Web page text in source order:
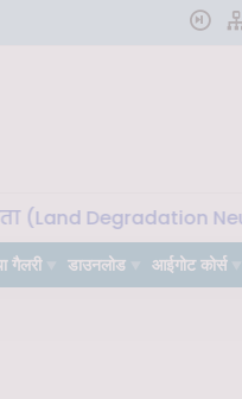
गैलरी डाउनलोड आईगोट कोर्स